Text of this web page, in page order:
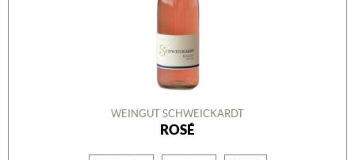
WEINGUT SCHWEICKARDT
ROSÉ